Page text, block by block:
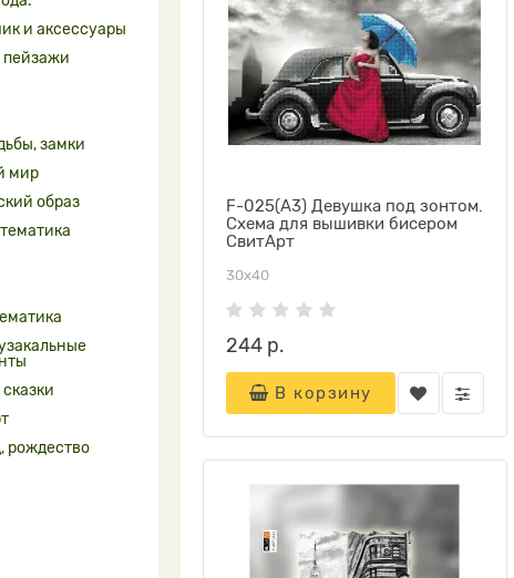
и аксессуары
пейзажи
замки
мир
образ
рождество
F-025(А3) Девушка под зонтом.
Схема для вышивки бисером
СвитАрт
30х40
244 р.
В корзину